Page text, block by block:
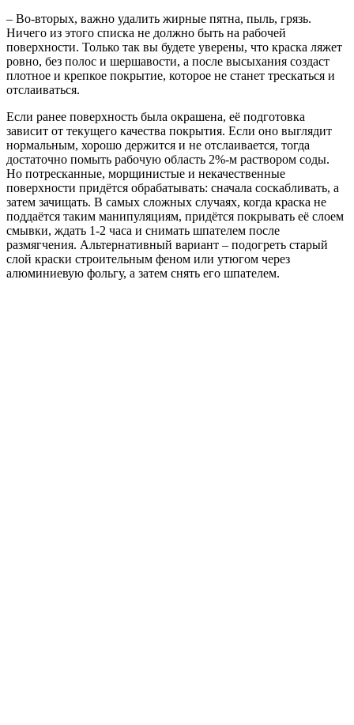
– Во-вторых, важно удалить жирные пятна, пыль, грязь.
Ничего из этого списка не должно быть на рабочей
поверхности. Только так вы будете уверены, что краска ляжет
ровно, без полос и шершавости, а после высыхания создаст
плотное и крепкое покрытие, которое не станет трескаться и
отслаиваться.
Если ранее поверхность была окрашена, её подготовка
зависит от текущего качества покрытия. Если оно выглядит
нормальным, хорошо держится и не отслаивается, тогда
достаточно помыть рабочую область 2%-м раствором соды.
Но потресканные, морщинистые и некачественные
поверхности придётся обрабатывать: сначала соскабливать, а
затем зачищать. В самых сложных случаях, когда краска не
поддаётся таким манипуляциям, придётся покрывать её слоем
смывки, ждать 1-2 часа и снимать шпателем после
размягчения. Альтернативный вариант – подогреть старый
слой краски строительным феном или утюгом через
алюминиевую фольгу, а затем снять его шпателем.